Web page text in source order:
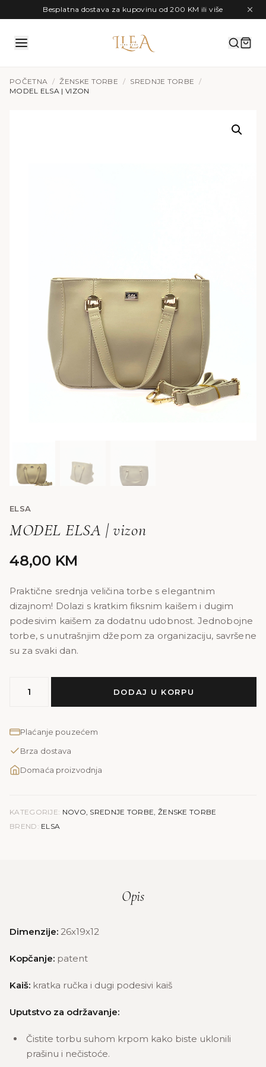
Preskoči na sadržajBesplatna dostava za kupovinu od 200 KM ili više
POČETNA / ŽENSKE TORBE / SREDNJE TORBE
/
MODEL ELSA | VIZON
ELSA
MODEL ELSA | vizon
48,00 KM
Praktične srednja veličina torbe s elegantnim
dizajnom! Dolazi s kratkim fiksnim kaišem i dugim
podesivim kaišem za dodatnu udobnost. Jednobojne
torbe, s unutrašnjim džepom za organizaciju, savršene
su za svaki dan.
ELSA
vizon
DODAJ U KORPU
Plaćanje pouzećem
Brza dostava
Domaća proizvodnja
KATEGORIJE: NOVO, SREDNJE TORBE, ŽENSKE TORBE
BREND: ELSA
Opis
Dimenzije: 26x19x12
Kopčanje: patent
Kaiš: kratka ručka i dugi podesivi kaiš
Uputstvo za održavanje:
Čistite torbu suhom krpom kako biste uklonili
prašinu i nečistoće.